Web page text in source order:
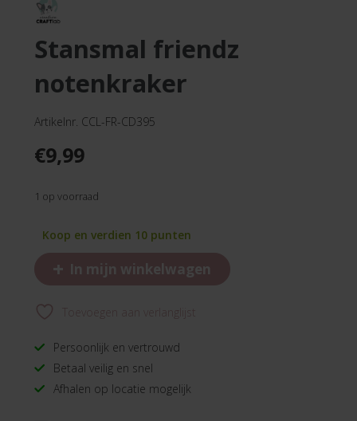
stansmal friendz
notenkraker
Artikelnr. CCL-FR-CD395
€9,99
1 op voorraad
Koop en verdien 10 punten
+ In mijn winkelwagen
Persoonlijk en vertrouwd
Betaal veilig en snel
Afhalen op locatie mogelijk